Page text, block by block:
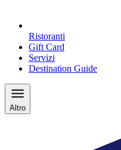
Ristoranti
Gift Card
Servizi
Destination Guide
Altro